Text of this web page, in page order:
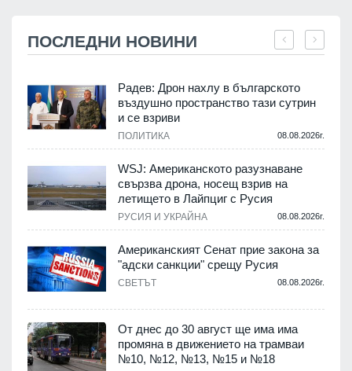
ПОСЛЕДНИ НОВИНИ
Радев: Дрон нахлу в българското
въздушно пространство тази сутрин
и се взриви
ПОЛИТИКА 08.08.2026г.
WSJ: Американското разузнаване
свързва дрона, носещ взрив на
летището в Лайпциг с Русия
РУСИЯ И УКРАЙНА 08.08.2026г.
Американският Сенат прие закона за
"адски санкции" срещу Русия
СВЕТЪТ 08.08.2026г.
От днес до 30 август ще има има
промяна в движението на трамваи
№10, №12, №13, №15 и №18